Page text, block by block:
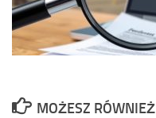
MOŻESZ